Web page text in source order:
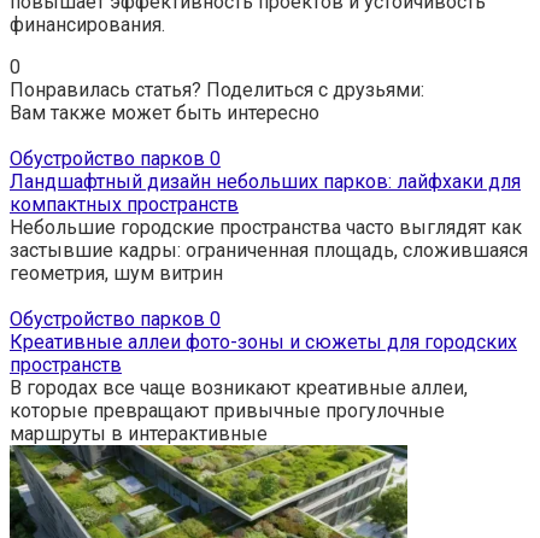
финансирования.
0
Понравилась статья? Поделиться с друзьями:
Вам также может быть интересно
Обустройство парков 0
Ландшафтный дизайн небольших парков: лайфхаки для
компактных пространств
Небольшие городские пространства часто выглядят как
застывшие кадры: ограниченная площадь, сложившаяся
геометрия, шум витрин
Обустройство парков 0
Креативные аллеи фото-зоны и сюжеты для городских
пространств
В городах все чаще возникают креативные аллеи,
которые превращают привычные прогулочные
маршруты в интерактивные